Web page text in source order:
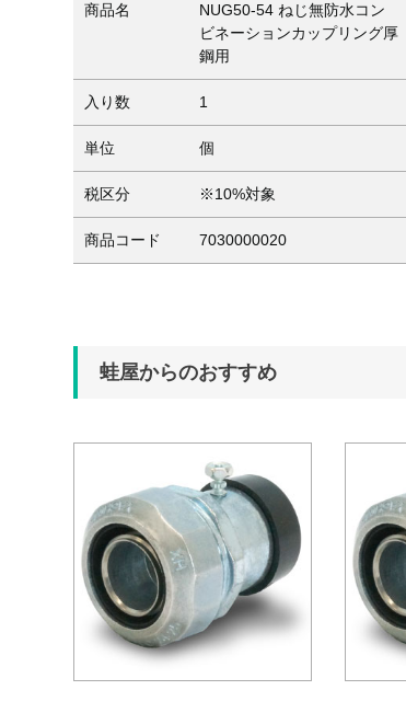
商品名
NUG50-54 ねじ無防水コン
ビネーションカップリング厚
鋼用
入り数 1
単位 個
税区分 ※10%対象
商品コード 7030000020
蛙屋からのおすすめ